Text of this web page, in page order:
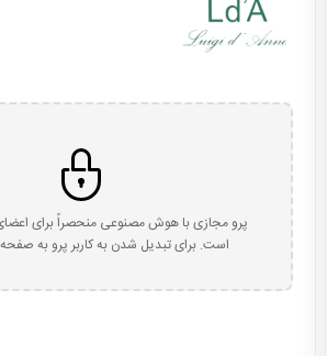
پرو مجازی با هوش مصنوعی منحصراً برای
است. برای تبدیل شدن به کاربر پرو به